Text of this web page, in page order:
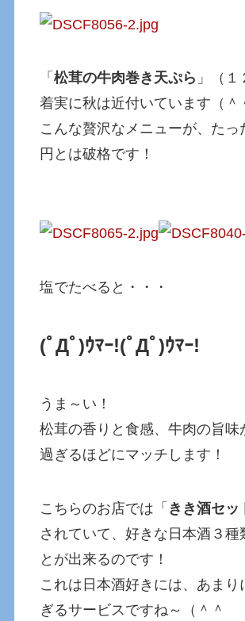
「松茸の牛肉巻き天ぷら 」（１
着実に秋は近付いています（＾
こんな贅沢なメニューが、たっ
円とは破格です！
塩でたべると・・・
(ﾟДﾟ)ｳﾏｰ!(ﾟДﾟ)ｳﾏｰ!
うま～い！
松茸の香りと食感、牛肉の旨味
過ぎるほどにマッチします！
こちらのお店では「 きき酒セッ
されていて、好きな日本酒３種
とが出来るのです！
これは日本酒好きには、あまり
ぎるサービスですね～（＾＾